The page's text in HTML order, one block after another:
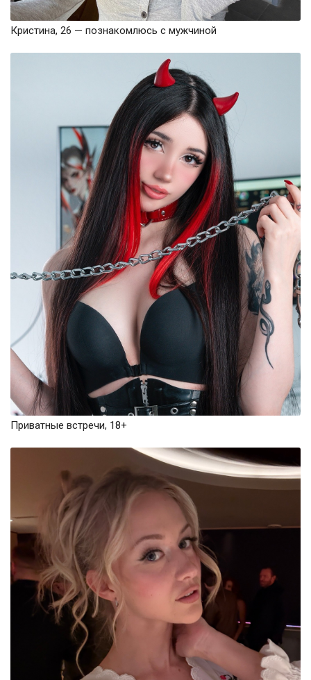
Кристина, 26 — познакомлюсь с мужчиной
Приватные встречи, 18+